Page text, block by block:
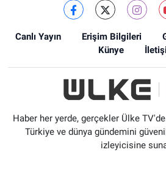
Canlı Yayın Erişim Bilgileri
Künye
Haber her yerde, gerçekler Ülke
Türkiye ve dünya gündemini
izleyicisine